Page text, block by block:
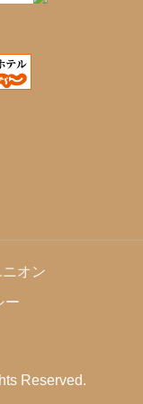
オン
ー
Reserved.